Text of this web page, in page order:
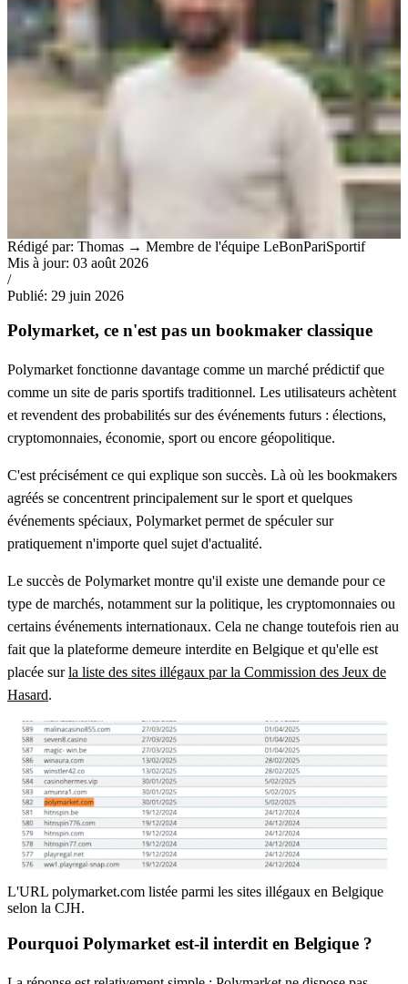
Rédigé par: Thomas → Membre de l'équipe LeBonPariSportif
Mis à jour: 03 août 2026
/
Publié: 29 juin 2026
Polymarket, ce n'est pas un bookmaker classique
Polymarket fonctionne davantage comme un marché prédictif que
comme un site de paris sportifs traditionnel. Les utilisateurs achètent
et revendent des probabilités sur des événements futurs : élections,
cryptomonnaies, économie, sport ou encore géopolitique.
C'est précisément ce qui explique son succès. Là où les bookmakers
agréés se concentrent principalement sur le sport et quelques
événements spéciaux, Polymarket permet de spéculer sur
pratiquement n'importe quel sujet d'actualité.
Le succès de Polymarket montre qu'il existe une demande pour ce
type de marchés, notamment sur la politique, les cryptomonnaies ou
certains événements internationaux. Cela ne change toutefois rien au
fait que la plateforme demeure interdite en Belgique et qu'elle est
placée surla liste des sites illégaux par la Commission des Jeux de
Hasard.
L'URL polymarket.com listée parmi les sites illégaux en Belgique
selon la CJH.
Pourquoi Polymarket est-il interdit en Belgique ?